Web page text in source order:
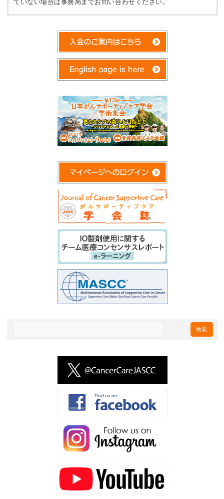
ていない場合は事務局までお問い合わせください。